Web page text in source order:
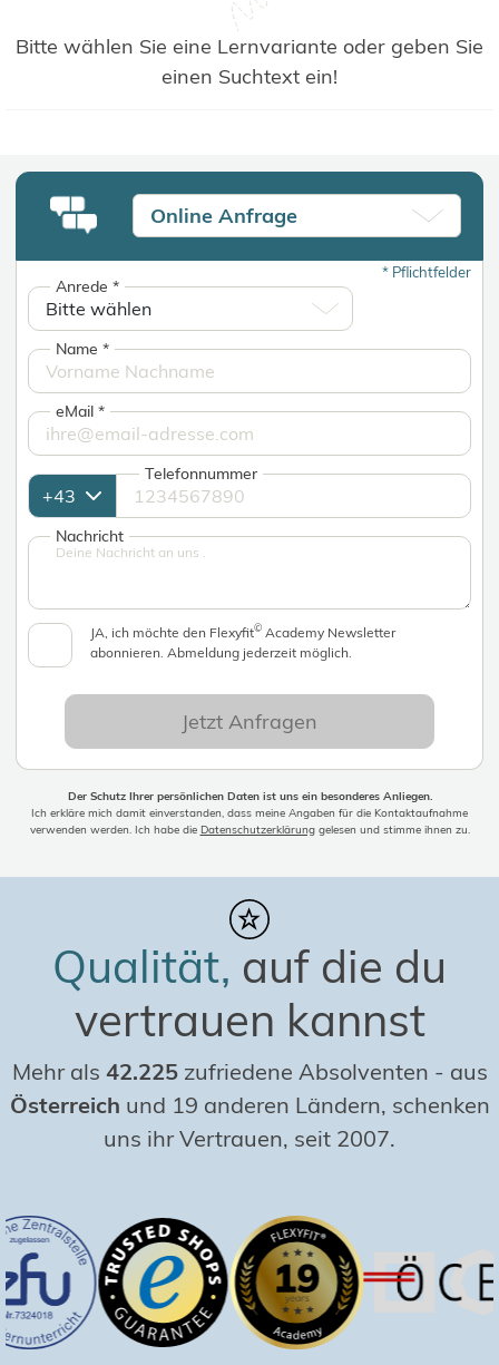
Bitte wählen Sie eine Lernvariante oder geben Sie
einen Suchtext ein!
Online Anfrage
*Pflichtfelder
Anrede*
Name*
eMail*
Telefonnummer
Nachricht
JA, ich möchte den Flexyfit© Academy Newsletter
abonnieren. Abmeldung jederzeit möglich.
Jetzt Anfragen
Der Schutz Ihrer persönlichen Daten ist uns ein besonderes Anliegen.
Ich erkläre mich damit einverstanden, dass meine Angaben für die Kontaktaufnahme
verwenden werden. Ich habe die Datenschutzerklärunggelesen und stimme ihnen zu.
Qualität, auf die du
vertrauen kannst
Mehr als 42.225 zufriedene Absolventen - aus
Österreich und 19 anderen Ländern, schenken
uns ihr Vertrauen, seit 2007.